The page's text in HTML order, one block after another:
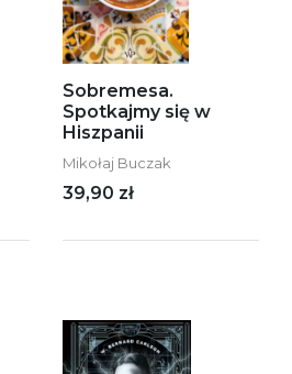
Sobremesa.
Spotkajmy się w
Hiszpanii
Mikołaj Buczak
39,90 zł